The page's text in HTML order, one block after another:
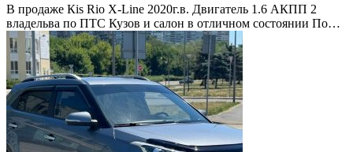
В продаже Кis Rio X-Line 2020г.в. Двигатель 1.6 АКПП 2
владельва по ПТС Кузов и салон в отличном состоянии По…